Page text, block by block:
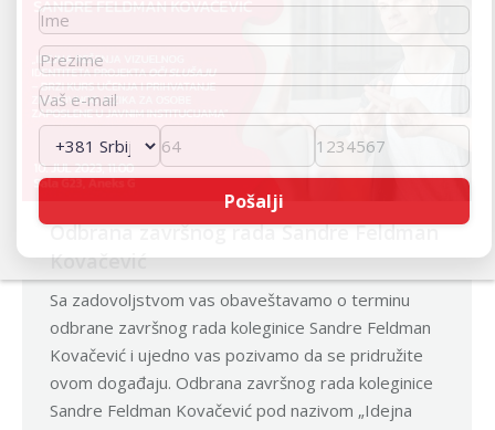
Odbrana završnog rada Sandre Feldman
Kovačević
Sa zadovoljstvom vas obaveštavamo o terminu
odbrane završnog rada koleginice Sandre Feldman
Kovačević i ujedno vas pozivamo da se pridružite
ovom događaju. Odbrana završnog rada koleginice
Sandre Feldman Kovačević pod nazivom „Idejna